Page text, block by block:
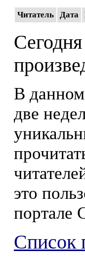
Читатель Дата
Сегодня
В данном
две
это
портале
Список